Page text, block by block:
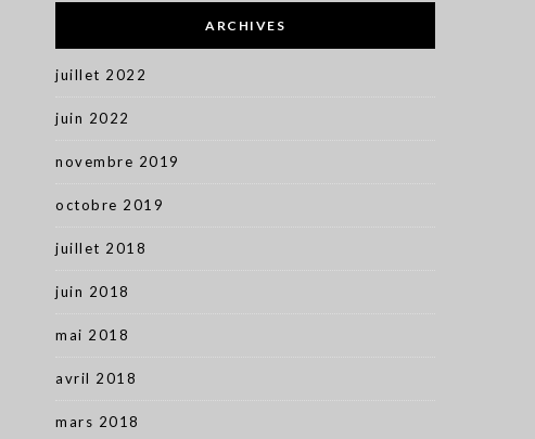
ARCHIVES
juillet 2022
juin 2022
novembre 2019
octobre 2019
juillet 2018
juin 2018
mai 2018
avril 2018
mars 2018